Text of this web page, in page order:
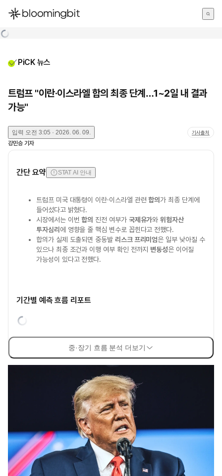
한국어
PiCK 뉴스
트럼프 "이란·이스라엘 합의 최종 단계…1~2일 내 결과
가능"
입력 오전 3:05 · 2026. 06. 09. 기사출처
강민승 기자
간단 요약 STAT AI 안내
트럼프 미국 대통령이 이란·이스라엘 관련합의가 최종 단계에
들어섰다고 밝혔다.
시장에서는 이번합의 진전 여부가 국제유가와위험자산
투자심리 에 영향을 줄 핵심 변수로 꼽힌다고 전했다.
합의가 실제 도출되면 중동발 리스크 프리미엄은 일부 낮아질 수
있으나 최종 조건과 이행 여부 확인 전까지 변동성은 이어질
가능성이 있다고 전했다.
기간별 예측 흐름 리포트
중·장기 흐름 분석 더보기